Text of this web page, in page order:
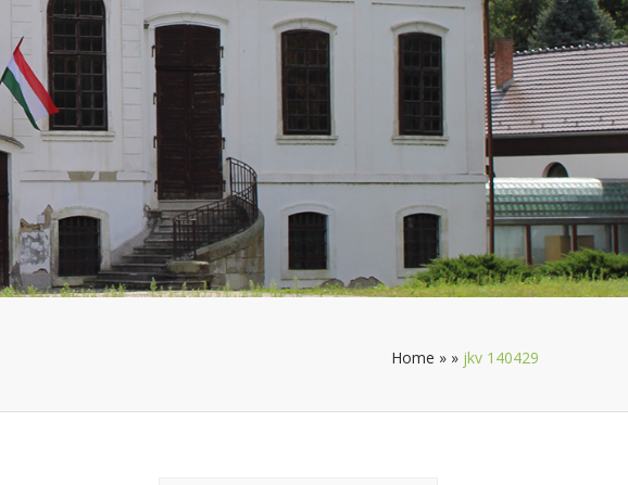
Home » » jkv 140429